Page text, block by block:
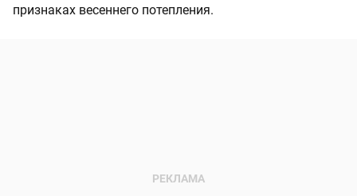
признаках весеннего потепления.